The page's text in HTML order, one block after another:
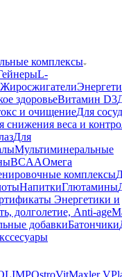
комплексы
L-
Жиросжигатели
здоровьеВитамин D3
и очищениеДля
снижения веса и
Для
Мультиминеральные
BCAAОмега
комплексы
НапиткиГлютамины
Энергетики и
долголетие, Anti-age
добавкиБатончики
OstroVitMaxler